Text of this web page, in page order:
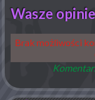
Wasze opinie
Brak możliwości